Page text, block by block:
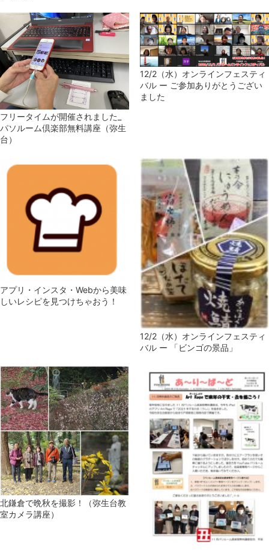
フリータイムが開催されました_
パソルーム倶楽部無料講座（弥生
台）
12/2（水）オンラインフェスティ
バル ー ご参加ありがとうござい
ました
アプリ・インスタ・Webから美味
しいレシピを見つけちゃおう！
12/2（水）オンラインフェスティ
バル ー 「ビンゴの景品」
北鎌倉で晩秋を撮影！（弥生台教
室カメラ講座）